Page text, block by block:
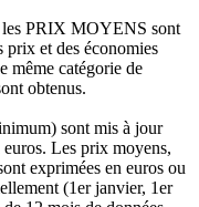
PRIX MOYENS sont
prix et des économies
même catégorie de
obtenus.
sont mis à jour
Les prix moyens,
exprimées en euros ou
(1er janvier, 1er